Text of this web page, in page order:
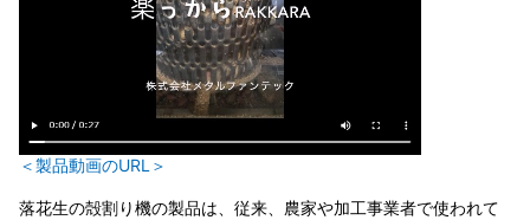
＜製品動画のURL＞
落花生の殻割り機の製品は、従来、農家や加工事業者で使われて